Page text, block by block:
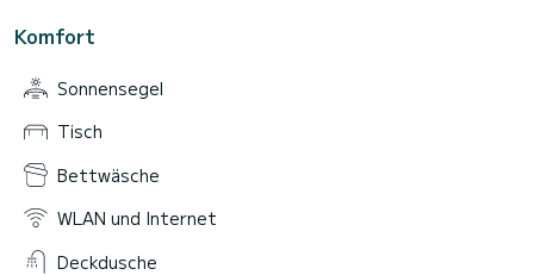
Komfort
Sonnensegel
Tisch
Bettwäsche
WLAN und Internet
Deckdusche